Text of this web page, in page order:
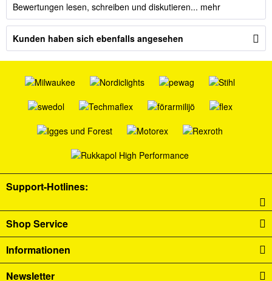
Bewertungen lesen, schreiben und diskutieren... mehr
Kunden haben sich ebenfalls angesehen
Support-Hotlines:
Shop Service
Informationen
Newsletter